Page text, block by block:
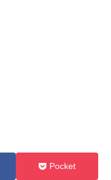
Pocket